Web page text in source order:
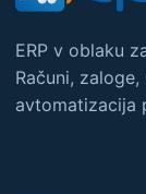
ERP v oblaku
Računi,
avtomatizacija